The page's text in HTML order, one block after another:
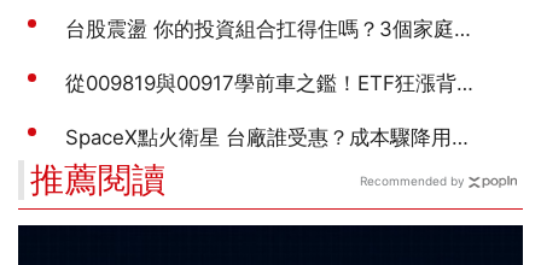
推薦閱讀 Recommended by